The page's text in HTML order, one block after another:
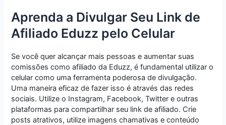
Aprenda a Divulgar Seu Link de
Afiliado Eduzz pelo Celular
Se você quer alcançar mais pessoas e aumentar suas
comissões como afiliado da Eduzz, é fundamental utilizar o
celular como uma ferramenta poderosa de divulgação.
Uma maneira eficaz de fazer isso é através das redes
sociais. Utilize o Instagram, Facebook, Twitter e outras
plataformas para compartilhar seu link de afiliado. Crie
posts atrativos, utilize imagens chamativas e conteúdo